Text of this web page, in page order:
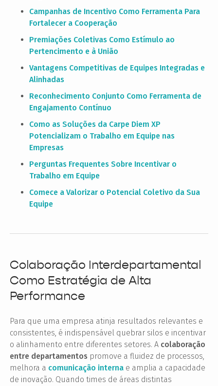
Campanhas de Incentivo Como Ferramenta Para
Fortalecer a Cooperação
Premiações Coletivas Como Estímulo ao
Pertencimento e à União
Vantagens Competitivas de Equipes Integradas e
Alinhadas
Reconhecimento Conjunto Como Ferramenta de
Engajamento Contínuo
Como as Soluções da Carpe Diem XP
Potencializam o Trabalho em Equipe nas
Empresas
Perguntas Frequentes Sobre Incentivar o
Trabalho em Equipe
Comece a Valorizar o Potencial Coletivo da Sua
Equipe
Colaboração Interdepartamental
Como Estratégia de Alta
Performance
Para que uma empresa atinja resultados relevantes e
consistentes, é indispensável quebrar silos e incentivar
o alinhamento entre diferentes setores. A colaboração
entre departamentos promove a fluidez de processos,
melhora a comunicação interna e amplia a capacidade
de inovação. Quando times de áreas distintas